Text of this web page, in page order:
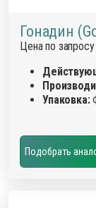
Гонадин
Цена по запросу
Упаковка:
Подобрать